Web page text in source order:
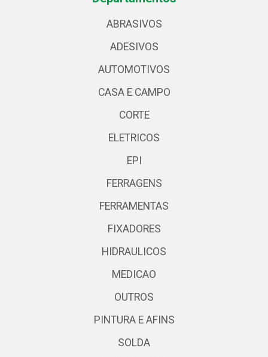
ABRASIVOS
ADESIVOS
AUTOMOTIVOS
CASA E CAMPO
CORTE
ELETRICOS
EPI
FERRAGENS
FERRAMENTAS
FIXADORES
HIDRAULICOS
MEDICAO
OUTROS
PINTURA E AFINS
SOLDA